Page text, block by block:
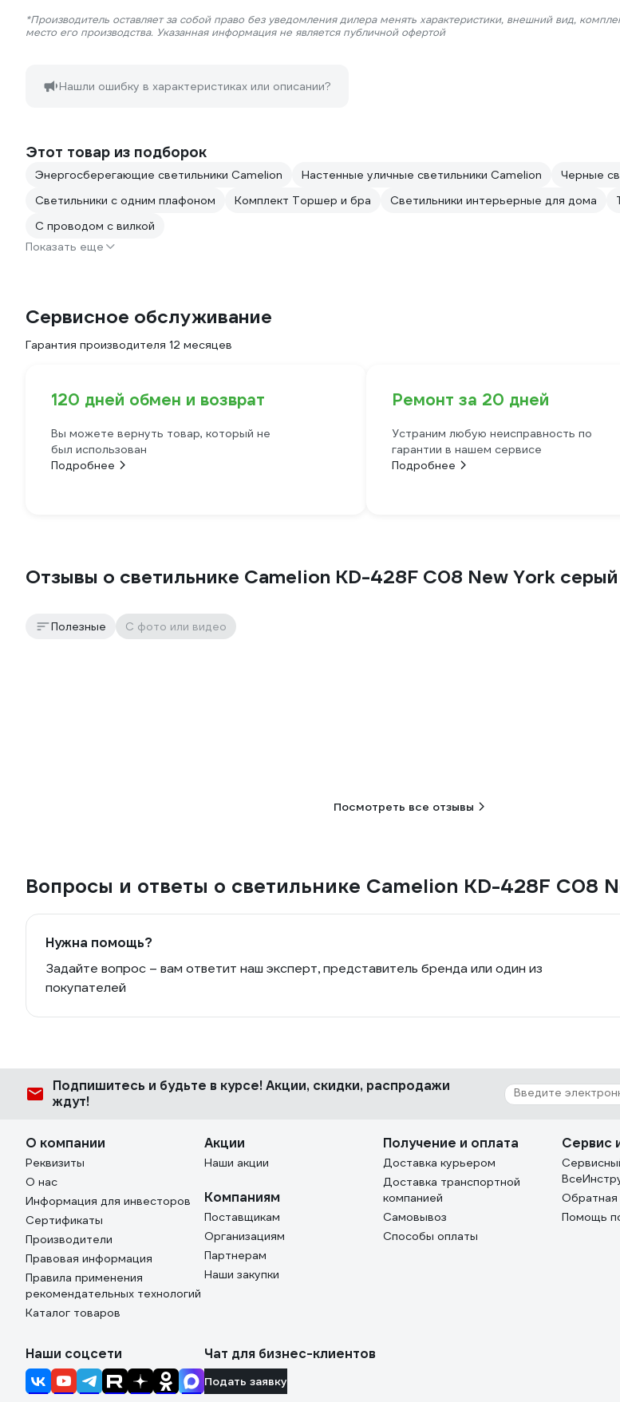
*Производитель оставляет за собой право без уведомления дилера менять характеристики, внешний вид,
место его производства. Указанная информация не является публичной офертой
Нашли ошибку в характеристиках или описании?
Этот товар из подборок
Энергосберегающие светильники Camelion Настенные уличные светильники Camelion Черные
Светильники с одним плафоном
Комплект Торшер и бра Светильники интерьерные для дома
С проводом с вилкой
Показать еще
Сервисное обслуживание
Гарантия производителя 12 месяцев
120 дней обмен и возврат
Вы можете вернуть товар, который не
был использован
Подробнее
Ремонт за 20 дней
Устраним любую неисправность по
гарантии в нашем сервисе
Подробнее
Отзывы о светильнике Camelion KD-428F С08 New York
Полезные С фото или видео
Посмотреть все отзывы
Вопросы и ответы о светильнике Camelion KD-428F С08
Нужна помощь?
Задайте вопрос – вам ответит наш эксперт, представитель бренда или один из
покупателей
Подпишитесь и будьте в курсе! Акции, скидки, распродажи
ждут!
О компании
Реквизиты
О нас
Информация для инвесторов
Сертификаты
Производители
Правовая информация
Правила применения
рекомендательных технологий
Каталог товаров
Акции
Наши акции
Компаниям
Поставщикам
Организациям
Партнерам
Наши закупки
Получение и оплата
Доставка курьером
Доставка транспортной
компанией
Самовывоз
Способы оплаты
Сервис
Обратная
Помощь
Наши соцсети Чат для бизнес-клиентов
Подать заявку